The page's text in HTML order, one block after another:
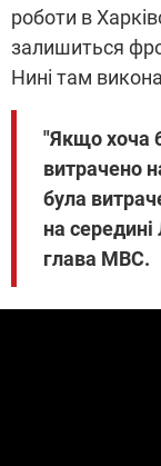
роботи в
залишиться
Нині там
"Якщо хоча
витрачено
була
на середині
глава МВС.